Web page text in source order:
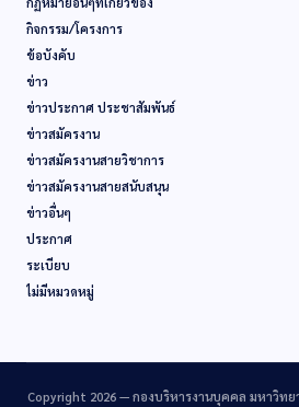
กิจกรรม/โครงการ
ข้อบังคับ
ข่าว
ข่าวประกาศ ประชาสัมพันธ์
ข่าวสมัครงาน
ข่าวสมัครงานสายวิชาการ
ข่าวสมัครงานสายสนับสนุน
ข่าวอื่นๆ
ประกาศ
ระเบียบ
ไม่มีหมวดหมู่
Copyright 2026 — กองบริหารงานบุคคล มหาวิท